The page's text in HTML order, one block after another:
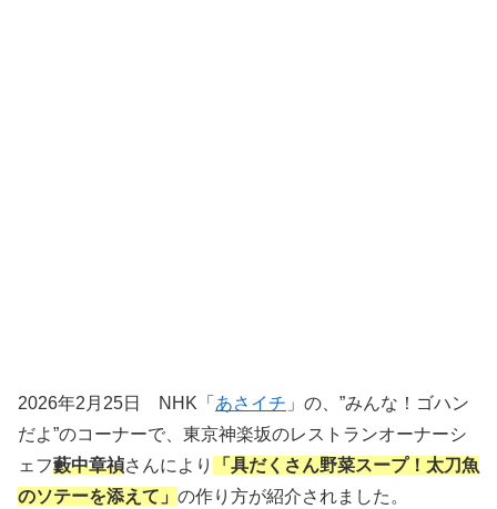
2026年2月25日 NHK「 あさイチ 」の、”みんな！ゴハン
だよ”のコーナーで、東京神楽坂のレストランオーナーシ
ェフ藪中章禎さんにより
「具だくさん野菜スープ！太刀魚
のソテーを添えて」 の作り方が紹介されました。